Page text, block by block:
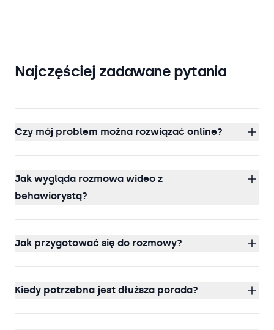
Najczęściej zadawane pytania
Czy mój problem można rozwiązać online?
Jak wygląda rozmowa wideo z
behawiorystą?
Jak przygotować się do rozmowy?
Kiedy potrzebna jest dłuższa porada?